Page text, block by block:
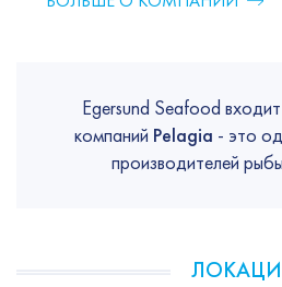
Egersund Seafood
компаний Pelagia - это
производителей